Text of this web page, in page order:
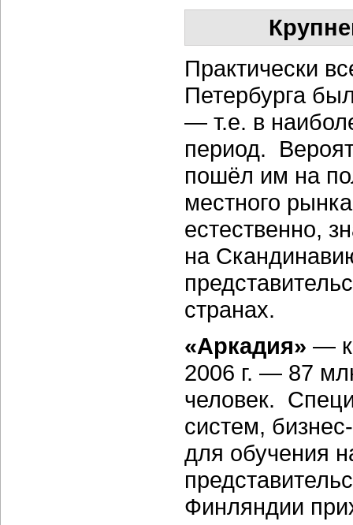
Практически
Петербурга
— т.е. в
период.
пошёл им на
местного
естественно,
на
странах.
«Аркадия» —
2006 г. — 87
человек.
систем,
для обучения
Финляндии